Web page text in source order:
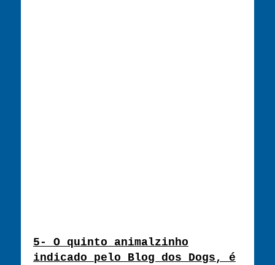
5- O quinto animalzinho
indicado pelo Blog dos Dogs, é